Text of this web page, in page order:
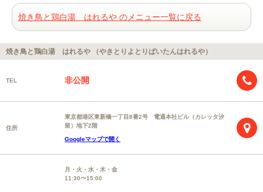
焼き鳥と鶏白湯 はれるや のメニュー一覧に戻る
焼き鳥と鶏白湯 はれるや （やきとりよとりぱいたんはれるや）
TEL 非公開
住所
東京都港区東新橋一丁目8番2号 電通本社ビル（カレッタ汐
留）地下2階
Googleマップで開く
月・火・水・木・金
11:30〜15:00